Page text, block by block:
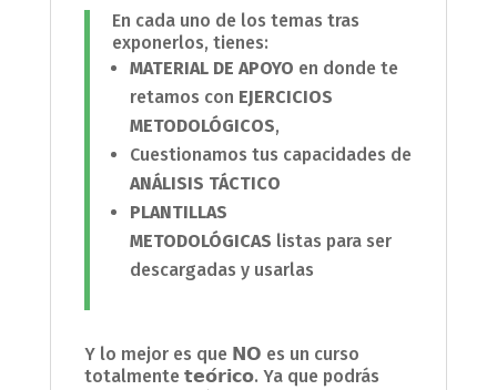
En cada uno de los temas tras
exponerlos, tienes:
MATERIAL DE APOYO en donde te
retamos con EJERCICIOS
METODOLÓGICOS,
Cuestionamos tus capacidades de
ANÁLISIS TÁCTICO
PLANTILLAS
METODOLÓGICAS listas para ser
descargadas y usarlas
Y lo mejor es que 𝗡𝗢 es un curso
totalmente 𝘁𝗲𝗼́𝗿𝗶𝗰𝗼. Ya que podrás